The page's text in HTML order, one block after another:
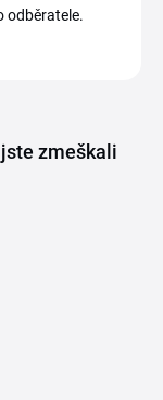
odběratele.
zmeškali